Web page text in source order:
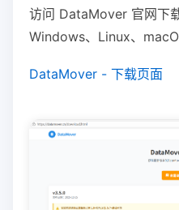
访问 DataMover 官网下
Windows、Linux、
DataMover - 下载页面